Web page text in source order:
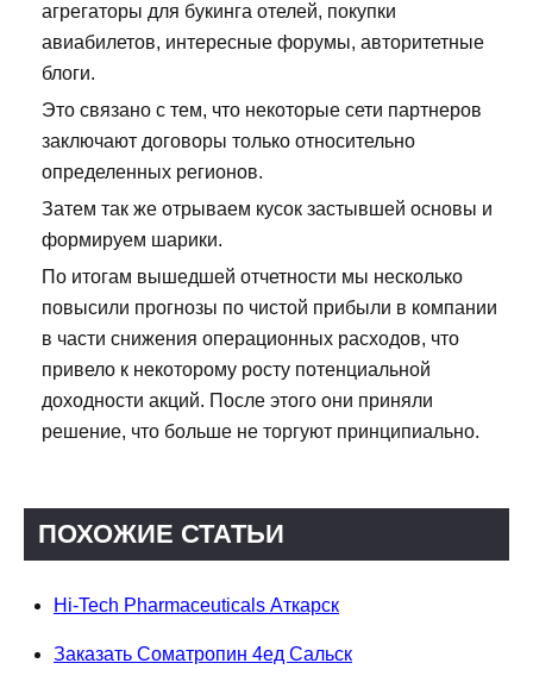
агрегаторы для букинга отелей, покупки
авиабилетов, интересные форумы, авторитетные
блоги.
Это связано с тем, что некоторые сети партнеров
заключают договоры только относительно
определенных регионов.
Затем так же отрываем кусок застывшей основы и
формируем шарики.
По итогам вышедшей отчетности мы несколько
повысили прогнозы по чистой прибыли в компании
в части снижения операционных расходов, что
привело к некоторому росту потенциальной
доходности акций. После этого они приняли
решение, что больше не торгуют принципиально.
ПОХОЖИЕ СТАТЬИ
Hi-Tech Pharmaceuticals Аткарск
Заказать Cоматропин 4ед Сальск